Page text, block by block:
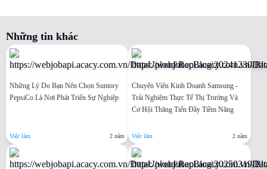
Những tin khác
Những Lý Do Bạn Nên Chọn Suntory
PepsiCo Là Nơi Phát Triển Sự Nghiệp
Việc làm 2 năm
Chuyên Viên Kinh Doanh Samsung -
Trải Nghiệm Thực Tế Thị Trường Và
Cơ Hội Thăng Tiến Đầy Tiềm Năng
Việc làm 2 năm